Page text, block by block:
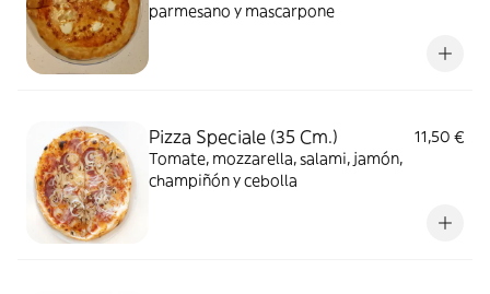
parmesano y mascarpone
Pizza Speciale (35 Cm.)
11,50 €
Tomate, mozzarella, salami, jamón,
champiñón y cebolla